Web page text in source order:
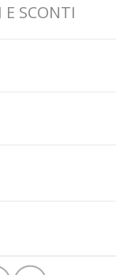
SCONTI